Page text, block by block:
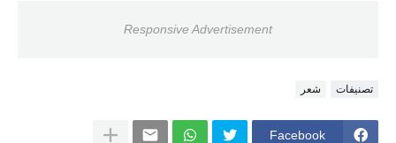
Responsive Advertisement
تصنيفات شعر
Facebook